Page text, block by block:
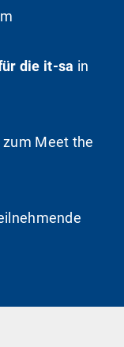
die it-sa in
Meet the